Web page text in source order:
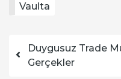
Vaulta
Yazı
Duygusuz Trade
Gerçekler